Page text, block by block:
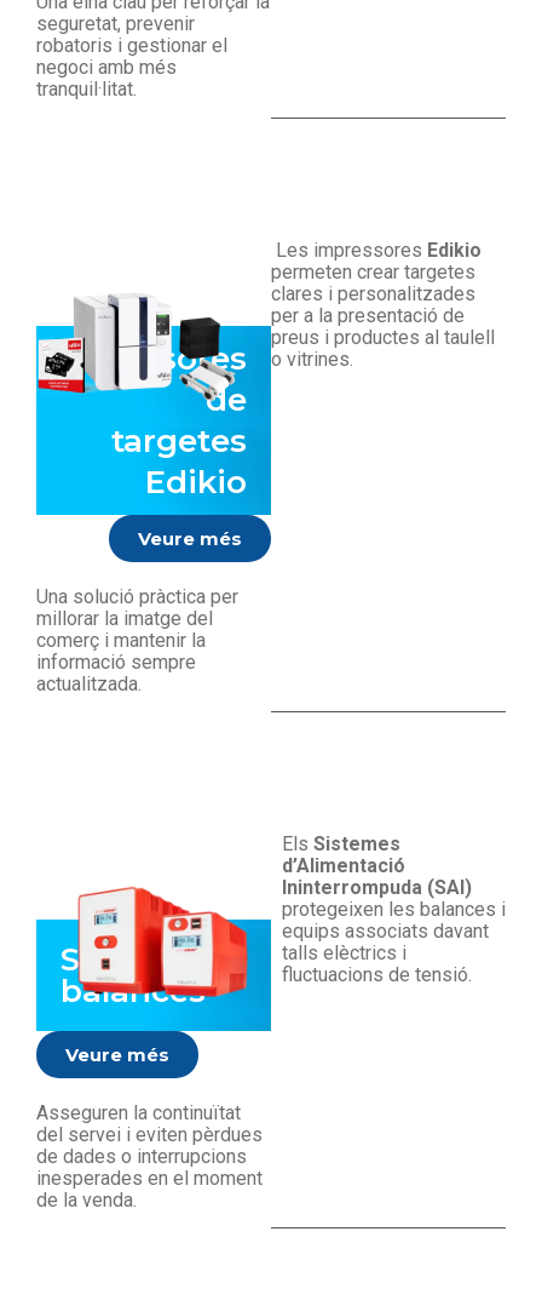
seguretat, prevenir
robatoris i gestionar el
negoci amb més
tranquil·litat.
Les impressores Edikio
permeten crear targetes
clares i personalitzades
per a la presentació de
preus i productes al taulell
o vitrines.
Impressores
de
targetes
Edikio
Veure més
Una solució pràctica per
millorar la imatge del
comerç i mantenir la
informació sempre
actualitzada.
SAIs per
balances
Veure més
Asseguren la continuïtat
del servei i eviten pèrdues
de dades o interrupcions
inesperades en el moment
de la venda.
Els Sistemes
d’Alimentació
Ininterrompuda (SAI)
protegeixen les balances i
equips associats davant
talls elèctrics i
fluctuacions de tensió.